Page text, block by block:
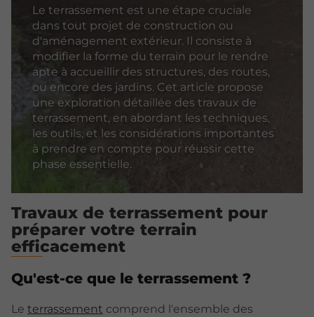
Le terrassement est une étape cruciale
dans tout projet de construction ou
d'aménagement extérieur. Il consiste à
modifier la forme du terrain pour le rendre
apte à accueillir des structures, des routes,
ou encore des jardins. Cet article propose
une exploration détaillée des travaux de
terrassement, en abordant les techniques,
les outils, et les considérations importantes
à prendre en compte pour réussir cette
phase essentielle.
Travaux de terrassement pour
préparer votre terrain
efficacement
Qu'est-ce que le terrassement ?
Le terrassement comprend l'ensemble des